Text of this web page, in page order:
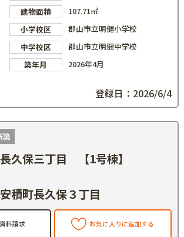
建物面積
107.71㎡
小学校区
郡山市立明健小学校
中学校区
郡山市立明健中学校
築年月
2026年4月
登録日：2026/6/4
築
久保三丁目 【1号棟】
積町長久保３丁目
料請求 お気に入りに追加する